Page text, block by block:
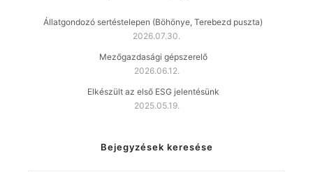
Állatgondozó sertéstelepen (Böhönye, Terebezd puszta)
2026.07.30.
Mezőgazdasági gépszerelő
2026.06.12.
Elkészült az első ESG jelentésünk
2025.05.19.
Bejegyzések keresése